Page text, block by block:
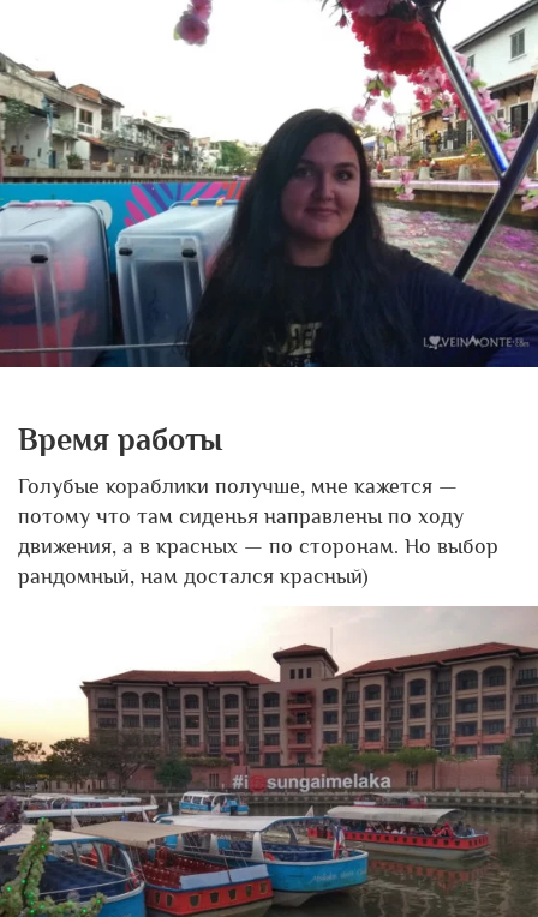
Время работы
Голубые кораблики получше, мне кажется —
потому что там сиденья направлены по ходу
движения, а в красных — по сторонам. Но выбор
рандомный, нам достался красный)